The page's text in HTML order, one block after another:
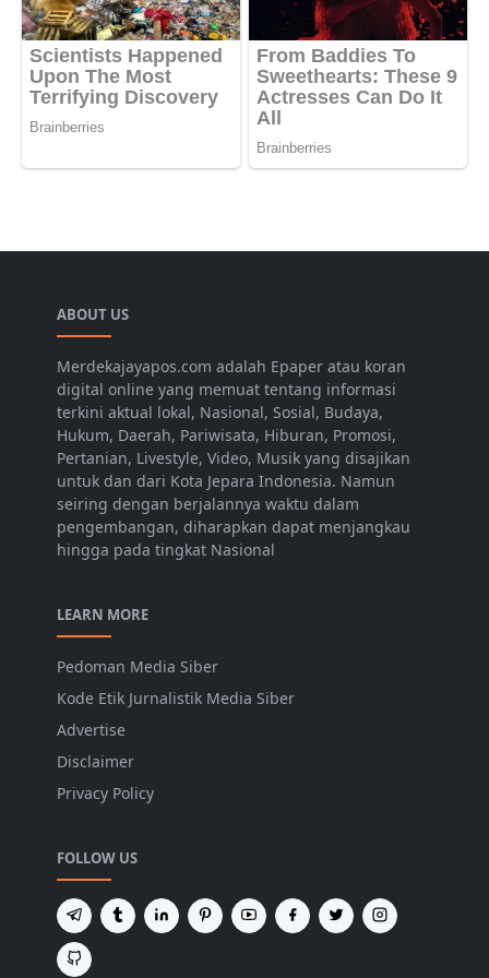
ABOUT US
Merdekajayapos.com adalah Epaper atau koran
digital online yang memuat tentang informasi
terkini aktual lokal, Nasional, Sosial, Budaya,
Hukum, Daerah, Pariwisata, Hiburan, Promosi,
Pertanian, Livestyle, Video, Musik yang disajikan
untuk dan dari Kota Jepara Indonesia. Namun
seiring dengan berjalannya waktu dalam
pengembangan, diharapkan dapat menjangkau
hingga pada tingkat Nasional
LEARN MORE
Pedoman Media Siber
Kode Etik Jurnalistik Media Siber
Advertise
Disclaimer
Privacy Policy
FOLLOW US